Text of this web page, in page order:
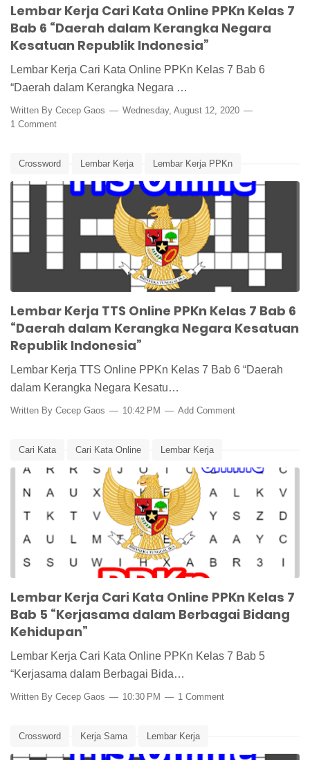
Lembar Kerja Cari Kata Online PPKn Kelas 7
Bab 6 “Daerah dalam Kerangka Negara
Kesatuan Republik Indonesia”
Lembar Kerja Cari Kata Online PPKn Kelas 7 Bab 6
“Daerah dalam Kerangka Negara …
Written By Cecep Gaos
Wednesday, August 12, 2020
1 Comment
Crossword Lembar Kerja Lembar Kerja PPKn
Lembar Kerja Siswa Media Pembelajaran NKRI
PPKn PPKn Kelas 7
TTS Online
Lembar Kerja TTS Online PPKn Kelas 7 Bab 6
“Daerah dalam Kerangka Negara Kesatuan
Republik Indonesia”
Lembar Kerja TTS Online PPKn Kelas 7 Bab 6 “Daerah
dalam Kerangka Negara Kesatu…
Written By Cecep Gaos 10:42 PM Add Comment
Cari Kata Cari Kata Online Lembar Kerja
Lembar Kerja PPKn Lembar Kerja Siswa
Media Pembelajaran PPKn PPKn Kelas 7 Word Search
Word Search Online
Lembar Kerja Cari Kata Online PPKn Kelas 7
Bab 5 “Kerjasama dalam Berbagai Bidang
Kehidupan”
Lembar Kerja Cari Kata Online PPKn Kelas 7 Bab 5
“Kerjasama dalam Berbagai Bida…
Written By Cecep Gaos 10:30 PM 1 Comment
Crossword Kerja Sama Lembar Kerja